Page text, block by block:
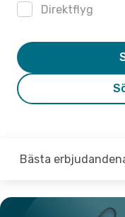
Direktflyg
Bästa